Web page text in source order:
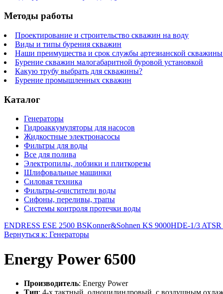
Методы работы
Проектирование и строительство скважин на воду
Виды и типы бурения скважин
Наши преимущества и срок службы артезианской скважины
Бурение скважин малогабаритной буровой установкой
Какую трубу выбрать для скважины?
Бурение промышленных скважин
Каталог
Генераторы
Гидроаккумуляторы для насосов
Жидкостные электронасосы
Фильтры для воды
Все для полива
Электропилы, лобзики и плиткорезы
Шлифовальные машинки
Силовая техника
Фильтры-очистители воды
Сифоны, переливы, трапы
Системы контроля протечки воды
ENDRESS ESE 2500 BSKonner&Sohnen KS 9000HDE-1/3
Вернуться к: Генераторы
Energy Power 6500
Производитель: Energy Power